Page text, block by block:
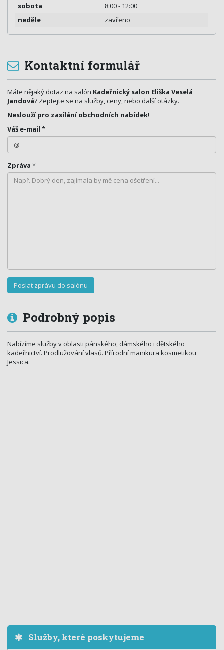
sobota
8:00 - 12:00
neděle
zavřeno
Kontaktní formulář
Máte nějaký dotaz na salón Kadeřnický salon Eliška Veselá
Jandová? Zeptejte se na služby, ceny, nebo další otázky.
Neslouží pro zasílání obchodních nabídek!
Váš e-mail *
Zpráva *
Podrobný popis
Nabízíme služby v oblasti pánského, dámského i dětského
kadeřnictví. Prodlužování vlasů. Přírodní manikura kosmetikou
Jessica.
Služby, které poskytujeme